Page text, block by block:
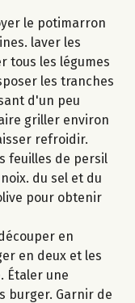
le potimarron
laver les
tous les légumes
les tranches
d'un peu
griller environ
refroidir.
feuilles de persil
du sel et du
pour obtenir
en
en deux et les
Étaler une
burger. Garnir de